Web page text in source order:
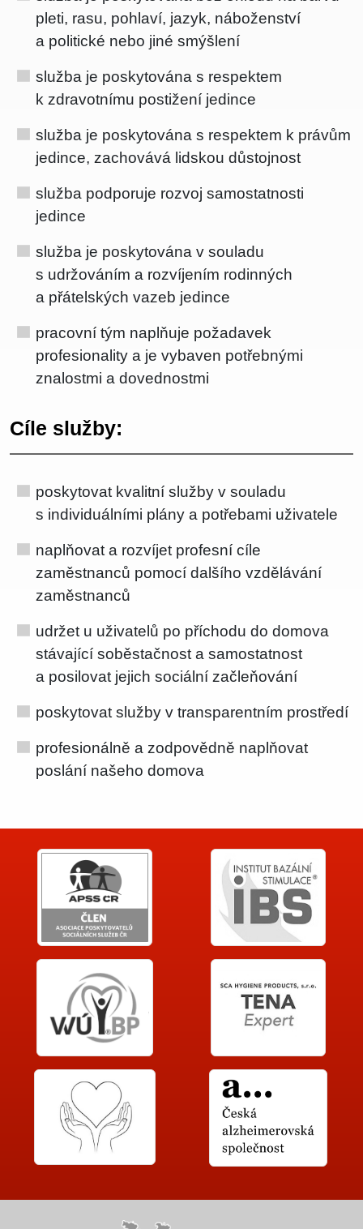
pleti, rasu, pohlaví, jazyk, náboženství
a politické nebo jiné smýšlení
služba je poskytována s respektem
k zdravotnímu postižení jedince
služba je poskytována s respektem k právům
jedince, zachovává lidskou důstojnost
služba podporuje rozvoj samostatnosti
jedince
služba je poskytována v souladu
s udržováním a rozvíjením rodinných
a přátelských vazeb jedince
pracovní tým naplňuje požadavek
profesionality a je vybaven potřebnými
znalostmi a dovednostmi
Cíle služby:
poskytovat kvalitní služby v souladu
s individuálními plány a potřebami uživatele
naplňovat a rozvíjet profesní cíle
zaměstnanců pomocí dalšího vzdělávání
zaměstnanců
udržet u uživatelů po příchodu do domova
stávající soběstačnost a samostatnost
a posilovat jejich sociální začleňování
poskytovat služby v transparentním prostředí
profesionálně a zodpovědně naplňovat
poslání našeho domova